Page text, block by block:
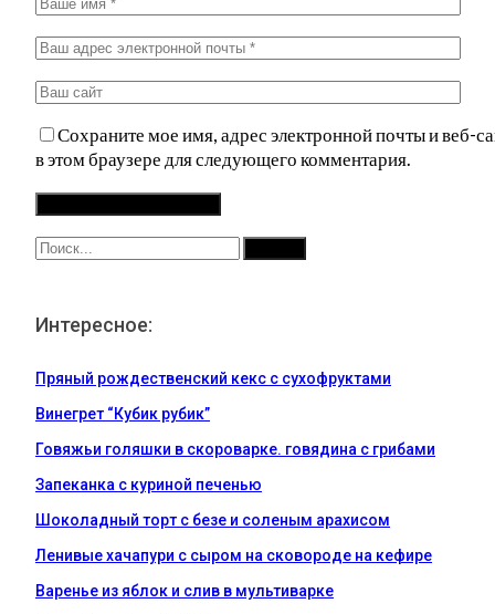
Сохраните мое имя, адрес электронной почты и веб-
в этом браузере для следующего комментария.
Интересное:
Пряный рождественский кекс с сухофруктами
Винегрет “Кубик рубик”
Говяжьи голяшки в скороварке. говядина с грибами
Запеканка с куриной печенью
Шоколадный торт с безе и соленым арахисом
Ленивые хачапури с сыром на сковороде на кефире
Варенье из яблок и слив в мультиварке